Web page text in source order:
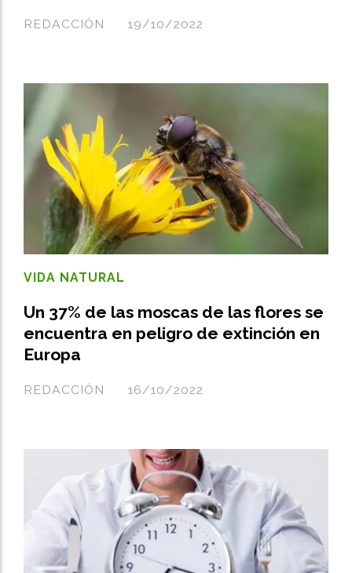
REDACCIÓN 19/10/2022
Un 37% de las moscas de las flores se
encuentra en peligro de extinción en
Europa
REDACCIÓN
VIDA NATURAL
16/10/2022